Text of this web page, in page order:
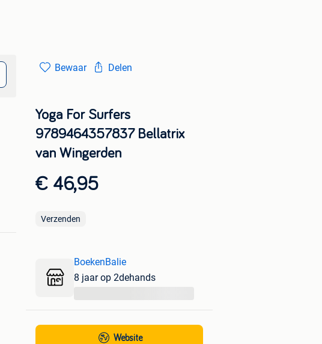
Bewaar Delen
Yoga For Surfers
9789464357837 Bellatrix
van Wingerden
€ 46,95
Verzenden
BoekenBalie
8 jaar op 2dehands
Website